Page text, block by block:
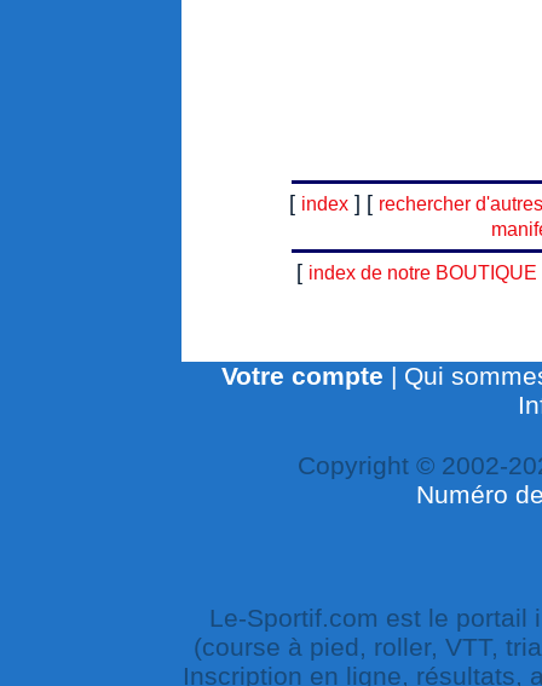
[ index ] [ rechercher
[ index de notre BOUTIQUE
Votre compte | Qui
Copyright © 2002-
Numéro
Le-Sportif.com est le portail
(course à pied, roller, VTT,
Inscription en ligne, résultats,